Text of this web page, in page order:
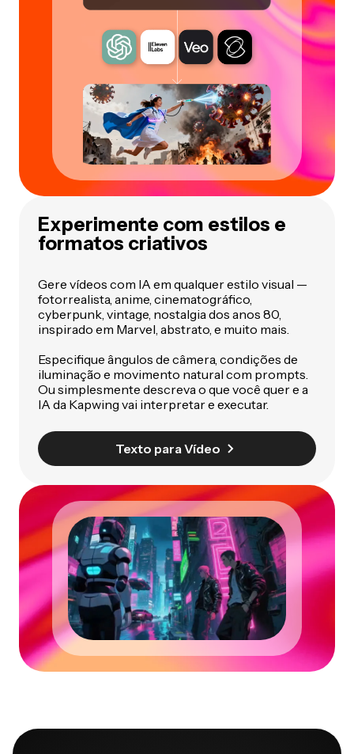
Experimente com estilos e
formatos criativos
Gere vídeos com IA em qualquer estilo visual —
fotorrealista, anime, cinematográfico,
cyberpunk, vintage, nostalgia dos anos 80,
inspirado em Marvel, abstrato, e muito mais.
Especifique ângulos de câmera, condições de
iluminação e movimento natural com prompts.
Ou simplesmente descreva o que você quer e a
IA da Kapwing vai interpretar e executar.
Texto para Vídeo